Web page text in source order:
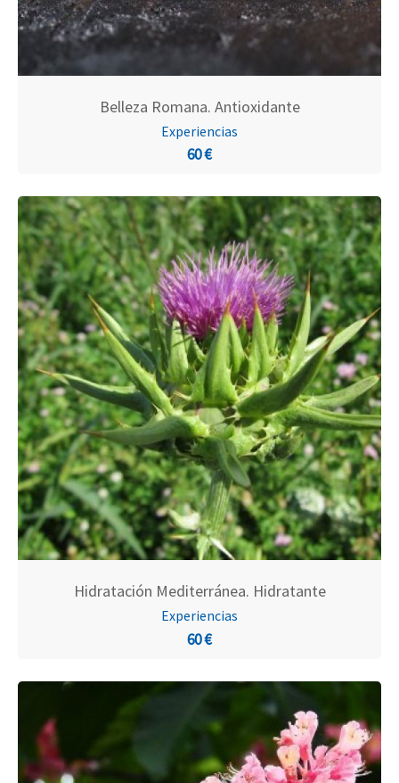
Belleza Romana. Antioxidante
Experiencias
60 €
Hidratación Mediterránea. Hidratante
Experiencias
60 €